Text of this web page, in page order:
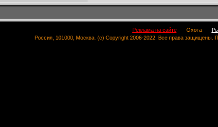
Реклама на сайте Охота
Россия, 101000, Москва. (c) Copyright 2006-2022. Все права защищены.